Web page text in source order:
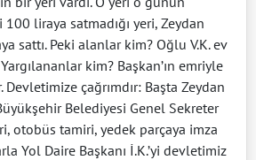
liraya satmadığı yeri, Zeydan
sattı. Peki alanlar kim? Oğlu V.K. ev
kim? Başkan’ın emriyle
çağrımdır: Başta Zeydan
Belediyesi Genel Sekreter
otobüs tamiri, yedek parçaya imza
Yol Daire Başkanı İ.K.’yi devletimiz